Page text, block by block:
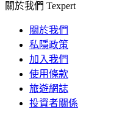
關於我們 Texpert
關於我們
私隱政策
加入我們
使用條款
旅遊網誌
投資者關係